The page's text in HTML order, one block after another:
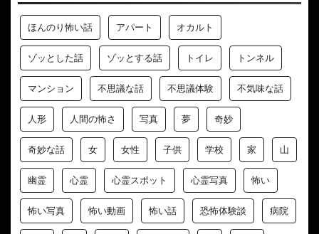
ほんのり怖い話 アパート オカルト
ゾッとした話 ゾッとする話 トイレ トンネル
マンション 不思議な話 不思議体験 不気味な話
人形 人間の怖さ 写真 夢 奇妙
奇妙な話 女 女性 子供 学校 家 山
幽霊 心霊 心霊スポット 心霊写真 怖い
怖い写真 怖い動画 怖い話 恐怖体験談 病院